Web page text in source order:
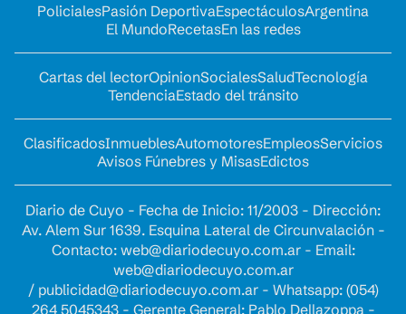
PolicialesPasión DeportivaEspectáculosArgentina
El MundoRecetasEn las redes
Cartas del lectorOpinionSocialesSaludTecnología
TendenciaEstado del tránsito
ClasificadosInmueblesAutomotoresEmpleosServicios
Avisos Fúnebres y MisasEdictos
Diario de Cuyo - Fecha de Inicio: 11/2003 - Dirección:
Av. Alem Sur 1639. Esquina Lateral de Circunvalación -
Contacto: web@diariodecuyo.com.ar- Email:
web@diariodecuyo.com.ar
/ publicidad@diariodecuyo.com.ar- Whatsapp: (054)
264 5045343 - Gerente General: Pablo Dellazoppa -